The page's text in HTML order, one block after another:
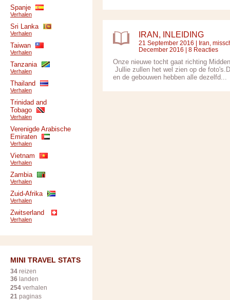
IRAN, INLEIDING
21 September 2016 | Iran,
December 2016 | 8 Reacties
Onze nieuwe tocht gaat richting
Jullie zullen het wel zien op de
en de gebouwen hebben alle dezelfd...
Spanje
Verhalen
Sri Lanka
Verhalen
Taiwan
Verhalen
Tanzania
Verhalen
Thailand
Verhalen
Trinidad and
Tobago
Verhalen
Verenigde Arabische
Emiraten
Verhalen
Vietnam
Verhalen
Zambia
Verhalen
Zuid-Afrika
Verhalen
Zwitserland
Verhalen
MINI TRAVEL STATS
34 reizen
36 landen
254 verhalen
21 paginas